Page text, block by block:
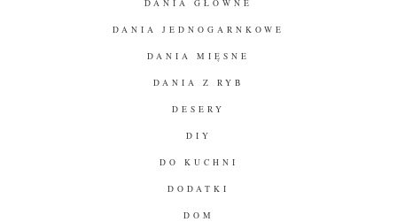
DANIA GŁÓWNE
DANIA JEDNOGARNKOWE
DANIA MIĘSNE
DANIA Z RYB
DESERY
DIY
DO KUCHNI
DODATKI
DOM